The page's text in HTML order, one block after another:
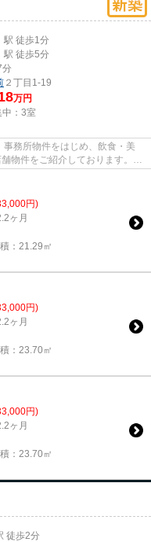
駅 徒歩1分
駅 徒歩5分
分
２丁目1-19
万円
： 3室
務所物件をはじめ、飲食・美
物件をご紹介しております。
円)
ヶ月
：21.29㎡
円)
ヶ月
：23.70㎡
円)
ヶ月
：23.70㎡
徒歩2分